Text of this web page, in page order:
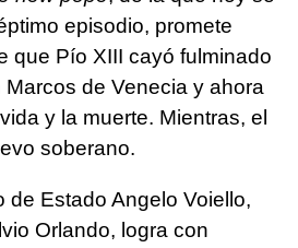
episodio, promete
que Pío XIII cayó fulminado
de Venecia y ahora
y la muerte. Mientras, el
soberano.
de Estado Angelo Voiello,
Orlando, logra con